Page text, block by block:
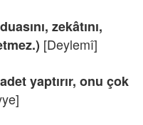
zekâtını,
[Deylemî]
yaptırır, onu çok